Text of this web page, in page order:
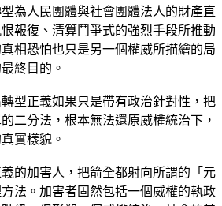
為人民團體與社會團體法人的財產直
報復、清算鬥爭式的強烈手段所推動
相恐怕也只是另一個權威所描繪的局
終目的。
型正義如果只是帶有政治針對性，把
二分法，根本無法還原威權統治下，
實樣貌。
的加害人，把箭全都射向所謂的「元
法。加害者固然包括一個威權的執政